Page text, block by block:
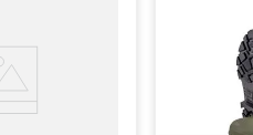
77 Cm Alto X 66 Cm Ancho
Descargar Ficha Técnica